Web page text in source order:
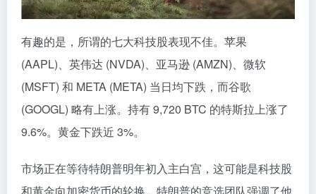
有趣的是，所谓的七大科技股表现不佳。苹果
(AAPL)、英伟达 (NVDA)、亚马逊 (AMZN)、微软
(MSFT) 和 META (META) 当日均下跌，而谷歌
(GOOGL) 略有上涨。持有 9,720 BTC 的特斯拉上涨了
9.6%。黄金下跌近 3%。
市场正在等待特朗普明年初入主白宫，这可能是科技股